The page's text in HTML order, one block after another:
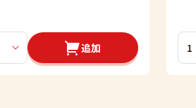
追加